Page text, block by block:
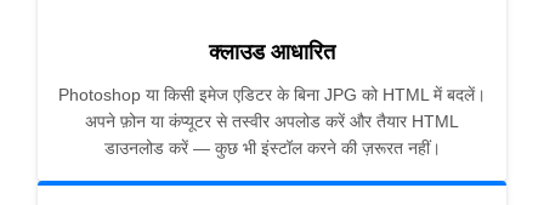
क्लाउड आधारित
Photoshop या किसी इमेज एडिटर के बिना JPG को HTML में बदलें।
अपने फ़ोन या कंप्यूटर से तस्वीर अपलोड करें और तैयार HTML
डाउनलोड करें — कुछ भी इंस्टॉल करने की ज़रूरत नहीं।